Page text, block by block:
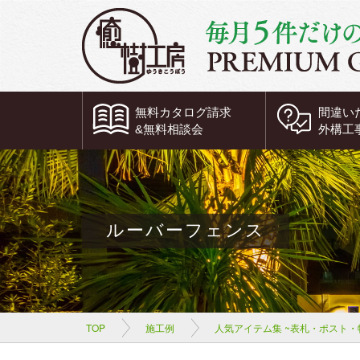
無料カタログ請求
&無料相談会
間違い
外構工
ルーバーフェンス
TOP 施工例 人気アイテム集 ~表札・ポスト